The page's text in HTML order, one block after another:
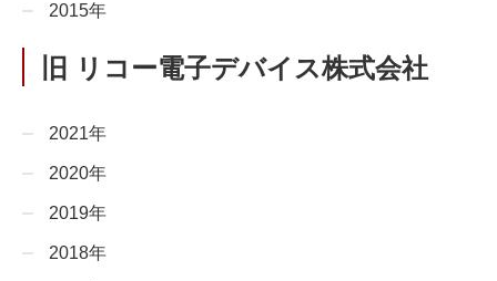
2015年
旧 リコー電子デバイス株式会社
2021年
2020年
2019年
2018年